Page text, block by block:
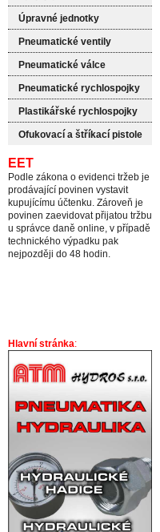
Úpravné jednotky
Pneumatické ventily
Pneumatické válce
Pneumatické rychlospojky
Plastikářské rychlospojky
Ofukovací a štříkací pistole
EET
Podle zákona o evidenci tržeb je
prodávající povinen vystavit
kupujícímu účtenku. Zároveň je
povinen zaevidovat přijatou tržbu
u správce daně online, v případě
technického výpadku pak
nejpozději do 48 hodin.
Hlavní stránka: